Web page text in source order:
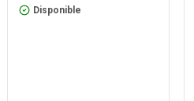
Disponible